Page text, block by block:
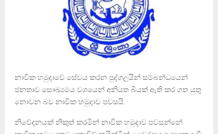
නාවික හමුදාවේ සේවය කරන පුද්ගලයින් සම්බන්ධයෙන්
ජනතාව සෞඛ්‍යමය වශයෙන් අනියත බියක් ඇති කර ගත යුතු
නොවන බව නාවික හමුදාව පවසයි.
නිවේදනයක් නිකුත් කරමින් නාවික හමුදාව පවසන්නේ